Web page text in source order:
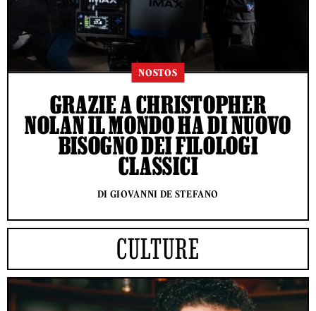
NOSTOS
GRAZIE A CHRISTOPHER
NOLAN IL MONDO HA DI NUOVO
BISOGNO DEI FILOLOGI
CLASSICI
DI GIOVANNI DE STEFANO
CULTURE